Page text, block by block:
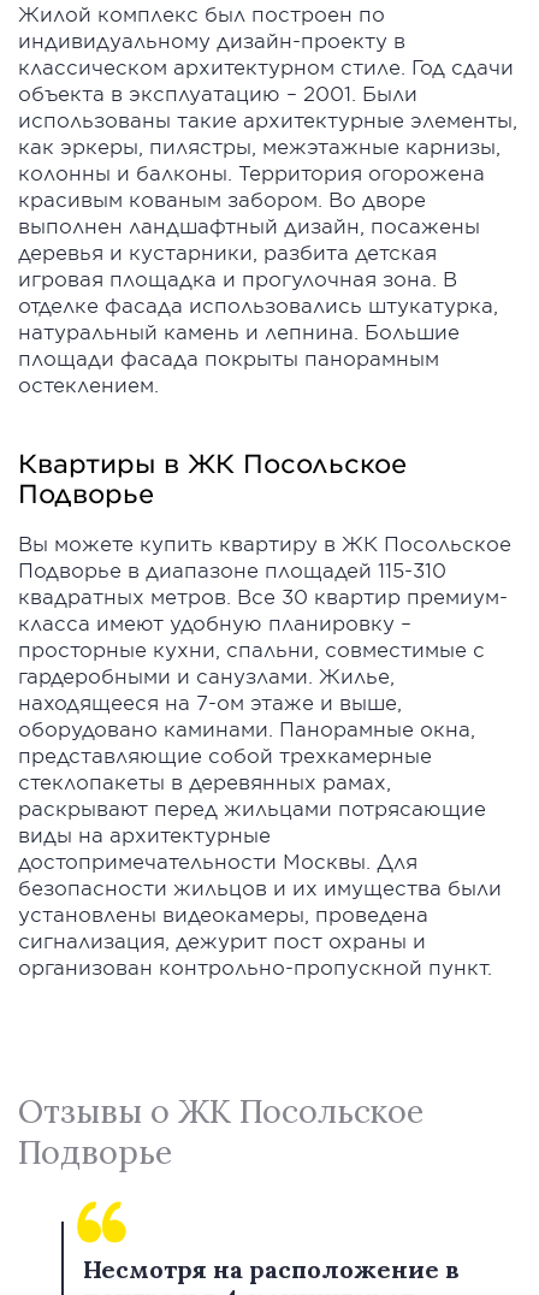
Жилой комплекс был построен по
индивидуальному дизайн-проекту в
классическом архитектурном стиле. Год сдачи
объекта в эксплуатацию – 2001. Были
использованы такие архитектурные элементы,
как эркеры, пилястры, межэтажные карнизы,
колонны и балконы. Территория огорожена
красивым кованым забором. Во дворе
выполнен ландшафтный дизайн, посажены
деревья и кустарники, разбита детская
игровая площадка и прогулочная зона. В
отделке фасада использовались штукатурка,
натуральный камень и лепнина. Большие
площади фасада покрыты панорамным
остеклением.
Квартиры в ЖК Посольское
Подворье
Вы можете купить квартиру в ЖК Посольское
Подворье в диапазоне площадей 115-310
квадратных метров. Все 30 квартир премиум-
класса имеют удобную планировку –
просторные кухни, спальни, совместимые с
гардеробными и санузлами. Жилье,
находящееся на 7-ом этаже и выше,
оборудовано каминами. Панорамные окна,
представляющие собой трехкамерные
стеклопакеты в деревянных рамах,
раскрывают перед жильцами потрясающие
виды на архитектурные
достопримечательности Москвы. Для
безопасности жильцов и их имущества были
установлены видеокамеры, проведена
сигнализация, дежурит пост охраны и
организован контрольно-пропускной пункт.
Отзывы о ЖК Посольское
Подворье
Несмотря на расположение в